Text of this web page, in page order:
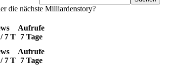
die nächste Milliardenstory?
7 T
Aufrufe
7 Tage
7 T
Aufrufe
7 Tage